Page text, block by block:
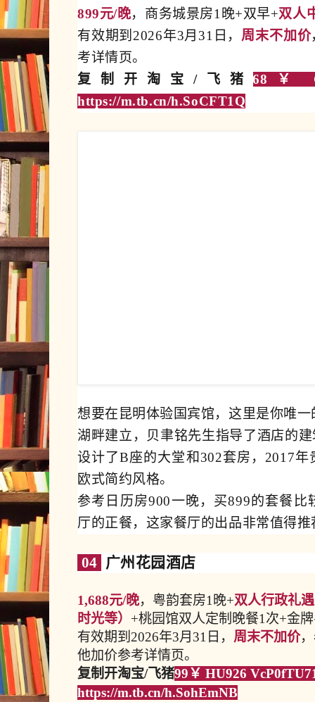
899元/晚，商务城景房1晚+双早+双人
有效期到2026年3月31日， 周末不加价
考详情页。
复制开淘宝/飞猪 68￥
https://m.tb.cn/h.SoCFT1Q
想要在昆明体验国宾馆，这里是你唯
湖畔建立，贝聿铭先生指导了酒店的
设计了B座的大堂和302套房，2017
欧式简约风格。
参考日历房900一晚，买899的套餐
厅的正餐，这家餐厅的出品非常值得推
04 广州花园酒店
1,688元/晚，粤韵套房1晚+双人行政礼
时光等） +桃园馆双人定制晚餐1次+金
有效期到2026年3月31日， 周末不加价
他加价参考详情页。
复制开淘宝/飞猪99￥ HU926
https://m.tb.cn/h.SohEmNB